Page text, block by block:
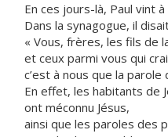
En ces jours-là, Paul vint
Dans la synagogue, il
« Vous, frères, les fils de
et ceux parmi vous qui
c’est à nous que la
En effet, les habitants de
ont méconnu Jésus,
ainsi que les paroles des